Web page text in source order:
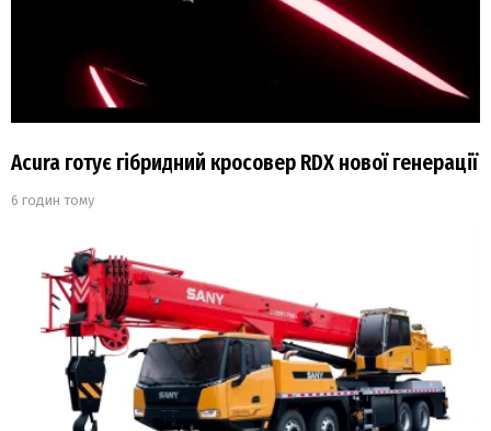
Acura готує гібридний кросовер RDX нової генерації
6 годин тому